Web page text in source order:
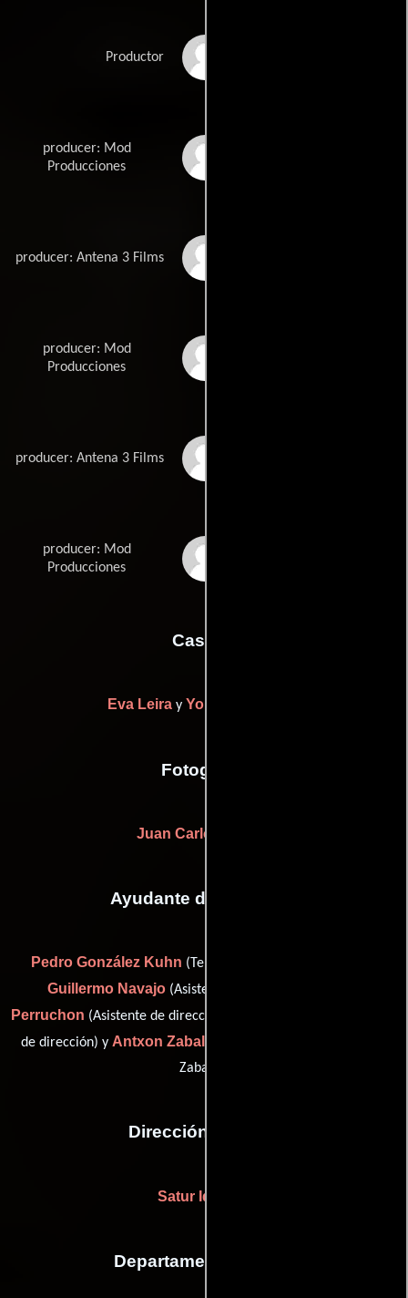
Productor
producer: Mod
Producciones
producer: Antena 3 Films
producer: Mod
Producciones
producer: Antena 3 Films
producer: Mod
Producciones
Casting
Eva Leiray Yolanda Serrano
Fotografia
Juan Carlos Gómez
Ayudante de dirección
Pedro González Kuhn (Tercer asistente de produccón),
Guillermo Navajo (Asistente de dirección),
Perruchon (Asistente de dirección),
de dirección) y Antxon Zabala
Zabala))
Dirección artística
Satur Idarreta
Departamento de arte